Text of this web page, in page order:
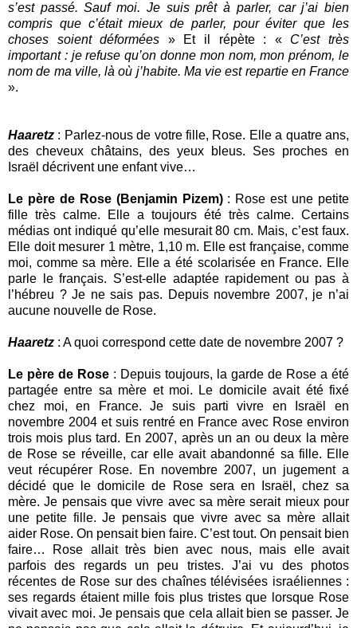
s’est passé. Sauf moi. Je suis prêt à parler, car j’ai bien
compris que c’était mieux de parler, pour éviter que les
choses soient déformées » Et il répète : « C’est très
important : je refuse qu’on donne mon nom, mon prénom, le
nom de ma ville, là où j’habite. Ma vie est repartie en France
».
Haaretz : Parlez-nous de votre fille, Rose. Elle a quatre ans,
des cheveux châtains, des yeux bleus. Ses proches en
Israël décrivent une enfant vive…
Le père de Rose (Benjamin Pizem): Rose est une petite
fille très calme. Elle a toujours été très calme. Certains
médias ont indiqué qu’elle mesurait 80 cm. Mais, c’est faux.
Elle doit mesurer 1 mètre, 1,10 m. Elle est française, comme
moi, comme sa mère. Elle a été scolarisée en France. Elle
parle le français. S’est-elle adaptée rapidement ou pas à
l’hébreu ? Je ne sais pas. Depuis novembre 2007, je n’ai
aucune nouvelle de Rose.
Haaretz : A quoi correspond cette date de novembre 2007 ?
Le père de Rose: Depuis toujours, la garde de Rose a été
partagée entre sa mère et moi. Le domicile avait été fixé
chez moi, en France. Je suis parti vivre en Israël en
novembre 2004 et suis rentré en France avec Rose environ
trois mois plus tard. En 2007, après un an ou deux la mère
de Rose se réveille, car elle avait abandonné sa fille. Elle
veut récupérer Rose. En novembre 2007, un jugement a
décidé que le domicile de Rose sera en Israël, chez sa
mère. Je pensais que vivre avec sa mère serait mieux pour
une petite fille. Je pensais que vivre avec sa mère allait
aider Rose. On pensait bien faire. C’est tout. On pensait bien
faire… Rose allait très bien avec nous, mais elle avait
parfois des regards un peu tristes. J’ai vu des photos
récentes de Rose sur des chaînes télévisées israéliennes :
ses regards étaient mille fois plus tristes que lorsque Rose
vivait avec moi. Je pensais que cela allait bien se passer. Je